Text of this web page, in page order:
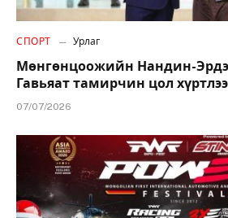
СПОРТ Урлаг
Мөнгөнцоожийн Нандин-
Гавьяат тамирчин цол хүртлээ
07/07/2026